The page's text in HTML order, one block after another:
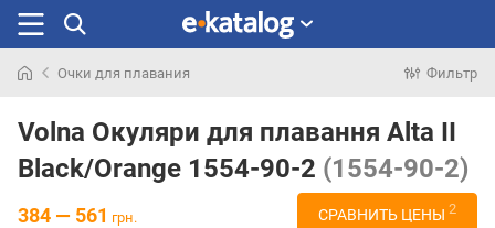
раньше
Очки для плавания Фильтр
Volna Окуляри для плавання Alta II
Black/Orange 1554-90-2 (1554-90-2)
384 — 561 грн. СРАВНИТЬ ЦЕНЫ 2